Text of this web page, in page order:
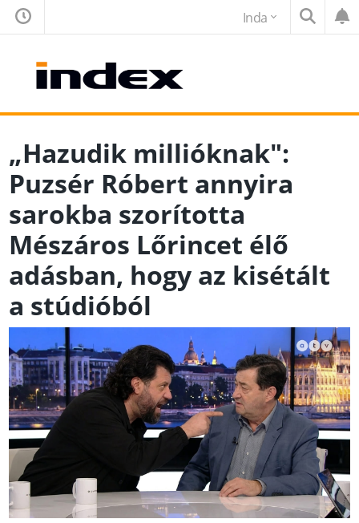
Inda
„Hazudik millióknak":
Puzsér Róbert annyira
sarokba szorította
Mészáros Lőrincet élő
adásban, hogy az kisétált
a stúdióból